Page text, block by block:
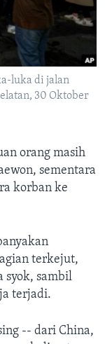
luka di jalan
30 Oktober
orang masih
sementara
korban ke
terkejut,
syok, sambil
terjadi.
-- dari China,